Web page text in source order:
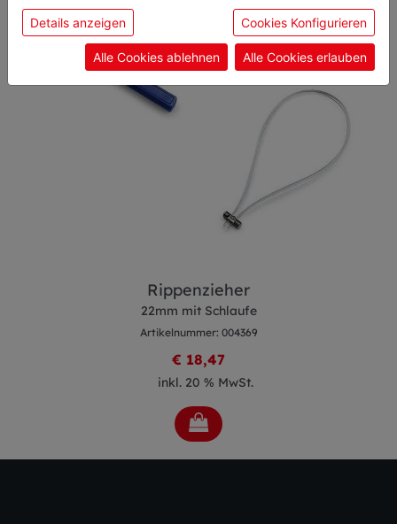
Rippenzieher
22mm mit Schlaufe
Artikelnummer: 004369
€ 18,47
inkl. 20 % MwSt.
sie unsere Webseite weiter nutzen, geben Sie
Einwilligung zu unseren Cookies.
Details anzeigen Cookies Konfigurieren
Alle Cookies ablehnen Alle Cookies erlauben